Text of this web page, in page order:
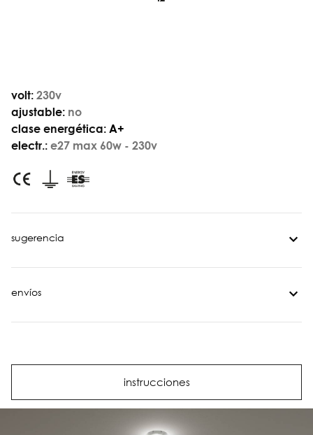
volt: 230v
ajustable: no
clase energética: A+
electr.: e27 max 60w - 230v
sugerencia
envíos
instrucciones